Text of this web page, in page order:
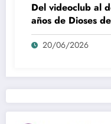
Del videoclub al
años de Dioses
desaparición del
complejos
20/06/2026